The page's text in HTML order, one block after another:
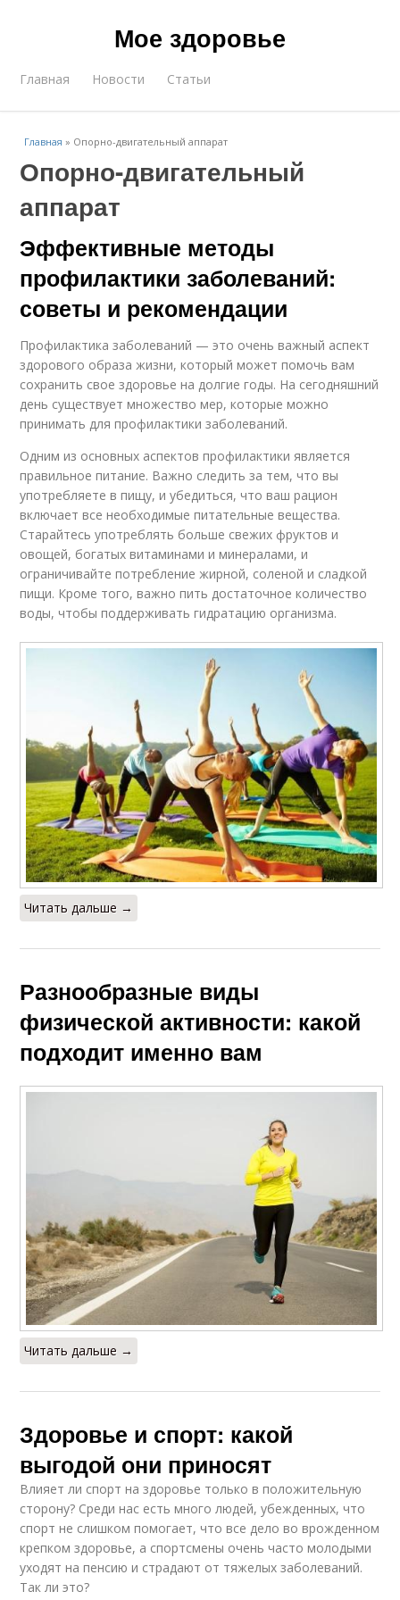
Мое здоровье
Главная Новости Статьи
Главная » Опорно-двигательный аппарат
Опорно-двигательный
аппарат
Эффективные методы
профилактики заболеваний:
советы и рекомендации
Профилактика заболеваний — это очень важный аспект
здорового образа жизни, который может помочь вам
сохранить свое здоровье на долгие годы. На сегодняшний
день существует множество мер, которые можно
принимать для профилактики заболеваний.
Одним из основных аспектов профилактики является
правильное питание. Важно следить за тем, что вы
употребляете в пищу, и убедиться, что ваш рацион
включает все необходимые питательные вещества.
Старайтесь употреблять больше свежих фруктов и
овощей, богатых витаминами и минералами, и
ограничивайте потребление жирной, соленой и сладкой
пищи. Кроме того, важно пить достаточное количество
воды, чтобы поддерживать гидратацию организма.
Читать дальше →
Разнообразные виды
физической активности: какой
подходит именно вам
Читать дальше →
Здоровье и спорт: какой
выгодой они приносят
Влияет ли спорт на здоровье только в положительную
сторону? Среди нас есть много людей, убежденных, что
спорт не слишком помогает, что все дело во врожденном
крепком здоровье, а спортсмены очень часто молодыми
уходят на пенсию и страдают от тяжелых заболеваний.
Так ли это?